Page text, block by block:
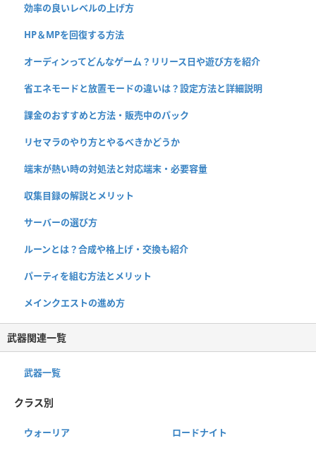
効率の良いレベルの上げ方
HP＆MPを回復する方法
オーディンってどんなゲーム？リリース日や遊び方を紹介
省エネモードと放置モードの違いは？設定方法と詳細説明
課金のおすすめと方法・販売中のパック
リセマラのやり方とやるべきかどうか
端末が熱い時の対処法と対応端末・必要容量
収集目録の解説とメリット
サーバーの選び方
ルーンとは？合成や格上げ・交換も紹介
パーティを組む方法とメリット
メインクエストの進め方
武器関連一覧
武器一覧
クラス別
ウォーリア ロードナイト